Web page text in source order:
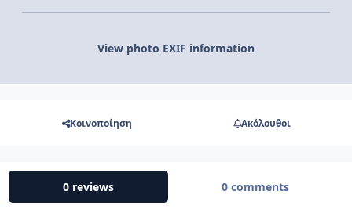
View photo EXIF information
Κοινοποίηση Ακόλουθοι
0 reviews 0 comments